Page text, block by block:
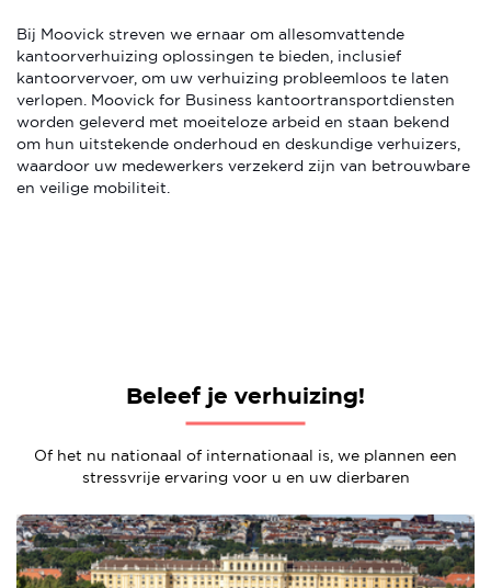
Bij Moovick streven we ernaar om allesomvattende
kantoorverhuizing oplossingen te bieden, inclusief
kantoorvervoer, om uw verhuizing probleemloos te laten
verlopen. Moovick for Business kantoortransportdiensten
worden geleverd met moeiteloze arbeid en staan bekend
om hun uitstekende onderhoud en deskundige verhuizers,
waardoor uw medewerkers verzekerd zijn van betrouwbare
en veilige mobiliteit.
Beleef je verhuizing!
Of het nu nationaal of internationaal is, we plannen een
stressvrije ervaring voor u en uw dierbaren